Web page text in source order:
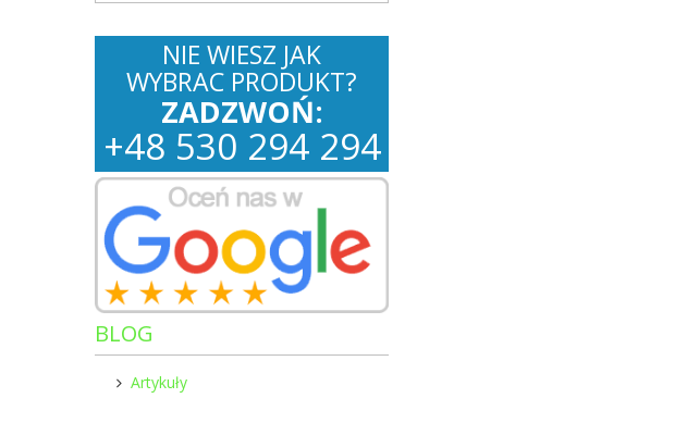
NIE WIESZ JAK
WYBRAC PRODUKT?
ZADZWOŃ:
+48 530 294 294
BLOG
Artykuły